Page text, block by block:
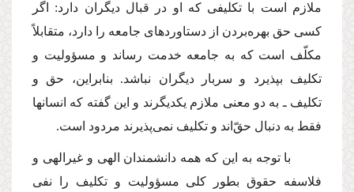
ملازم است با تكلیفى كه او در قبال دیگران دارد: اگر
كسى حق بهره‌بردن از دستاوردهاى جامعه را دارد، متقابلاً
مكلّف است كه به جامعه خدمت رساند و مسؤولیت و
تكلیف بپذیرد و سربار دیگران نباشد. بنابراین، حق و
تكلیف ـ به دو معنى ملازم یكدیگرند و این گفته كه انسانها
فقط به دنبال حقّ‌اند و تكلیف نمى‌پذیرند مردود است.
با توجه به این كه همه دانشمندان الهى و غیرالهى و
فلاسفه حقوق بطور كلى مسؤولیت و تكلیف را نفى